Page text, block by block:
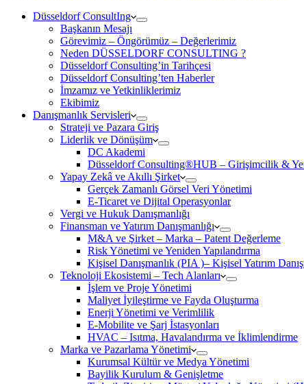
Düsseldorf ConsultIng
Başkanın Mesajı
Görevimiz – Öngörümüz – Değerlerimiz
Neden DÜSSELDORF CONSULTING ?
Düsseldorf Consulting’in Tarihçesi
Düsseldorf Consulting’ten Haberler
İmzamız ve Yetkinliklerimiz
Ekibimiz
Danışmanlık Servisleri
Strateji ve Pazara Giriş
Liderlik ve Dönüşüm
DC Akademi
Düsseldorf Consulting®HUB – Girişimcilik &
Yapay Zekâ ve Akıllı Şirket
Gerçek Zamanlı Görsel Veri Yönetimi
E-Ticaret ve Dijital Operasyonlar
Vergi ve Hukuk Danışmanlığı
Finansman ve Yatırım Danışmanlığı
M&A ve Şirket – Marka – Patent Değerleme
Risk Yönetimi ve Yeniden Yapılandırma
Kişisel Danışmanlık (PIA )– Kişisel Yatırım
Teknoloji Ekosistemi – Tech Alanları
İşlem ve Proje Yönetimi
Maliyet İyileştirme ve Fayda Oluşturma
Enerji Yönetimi ve Verimlilik
E-Mobilite ve Şarj İstasyonları
HVAC – Isıtma, Havalandırma ve İklimlendirme
Marka ve Pazarlama Yönetimi
Kurumsal Kültür ve Medya Yönetimi
Bayilik Kurulum & Genişletme